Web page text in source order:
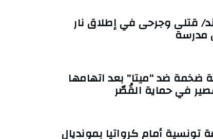
قتلى وجرحى في إطلاق نار
مدرسة
ضخمة ضد “ميتا” بعد اتهامها
في حماية القُصّر
تونسية أمام كرواتيا بمونديال